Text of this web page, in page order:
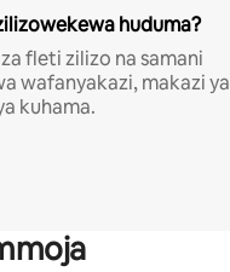
huduma?
fleti zilizo na samani
wafanyakazi, makazi ya
kuhama.